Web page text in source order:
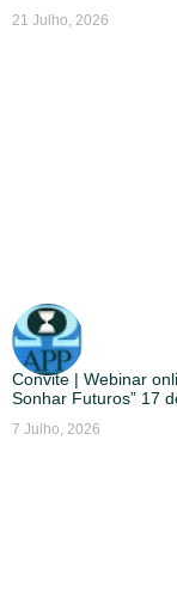
21 Julho, 2026
Convite | Webinar
Sonhar Futuros” 17
7 Julho, 2026